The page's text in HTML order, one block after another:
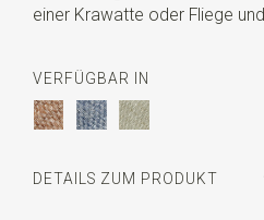
einer Krawatte oder Fliege
VERFÜGBAR IN
DETAILS ZUM PRODUKT